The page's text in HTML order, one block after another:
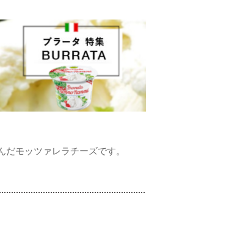
だモッツァレラチーズです。